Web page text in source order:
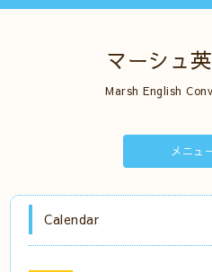
マーシュ
Marsh English
メニュ
Calendar